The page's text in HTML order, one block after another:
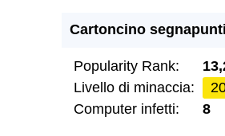
Cartoncino
Popularity Rank:
Livello di minaccia:
Computer infetti:
8